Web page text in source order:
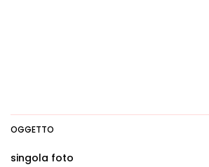
OGGETTO
singola foto